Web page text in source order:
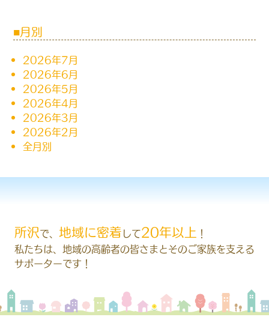
月別
2026年7月
2026年6月
2026年5月
2026年4月
2026年3月
2026年2月
全月別
所沢で、 地域に密着して20年以上 ！
私たちは、地域の高齢者の皆さまとそのご家族を支える
サポーターです！